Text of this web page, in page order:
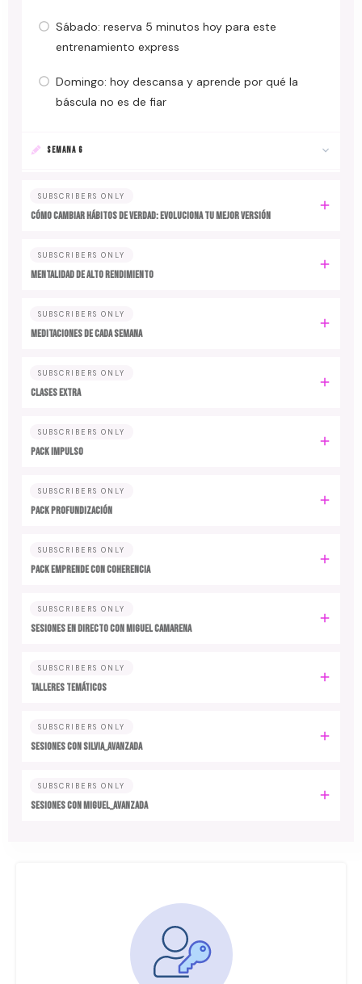
Sábado: reserva 5 minutos hoy para este
entrenamiento express
Domingo: hoy descansa y aprende por qué la
báscula no es de fiar
SEMANA 6
SUBSCRIBERS ONLY
Cómo cambiar hábitos de verdad: evoluciona tu mejor versión
SUBSCRIBERS ONLY
MENTALIDAD DE ALTO RENDIMIENTO
SUBSCRIBERS ONLY
MEDITACIONES DE CADA SEMANA
SUBSCRIBERS ONLY
CLASES EXTRA
SUBSCRIBERS ONLY
PACK IMPULSO
SUBSCRIBERS ONLY
PACK PROFUNDIZACIÓN
SUBSCRIBERS ONLY
PACK EMPRENDE CON COHERENCIA
SUBSCRIBERS ONLY
SESIONES EN DIRECTO CON MIGUEL CAMARENA
SUBSCRIBERS ONLY
TALLERES TEMÁTICOS
SUBSCRIBERS ONLY
SESIONES CON SILVIA_AVANZADA
SUBSCRIBERS ONLY
SESIONES CON MIGUEL_AVANZADA